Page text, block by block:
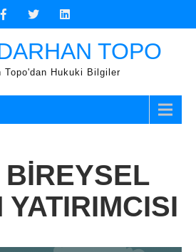
TOPO
Topo'dan Hukuki Bilgiler
BIREYSEL
YATIRIMCISI